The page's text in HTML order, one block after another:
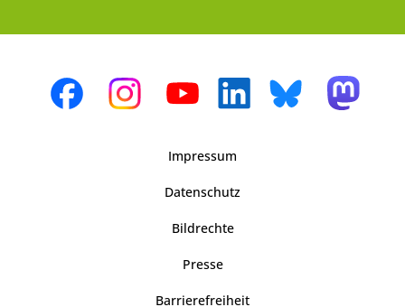
Impressum
Datenschutz
Bildrechte
Presse
Barrierefreiheit